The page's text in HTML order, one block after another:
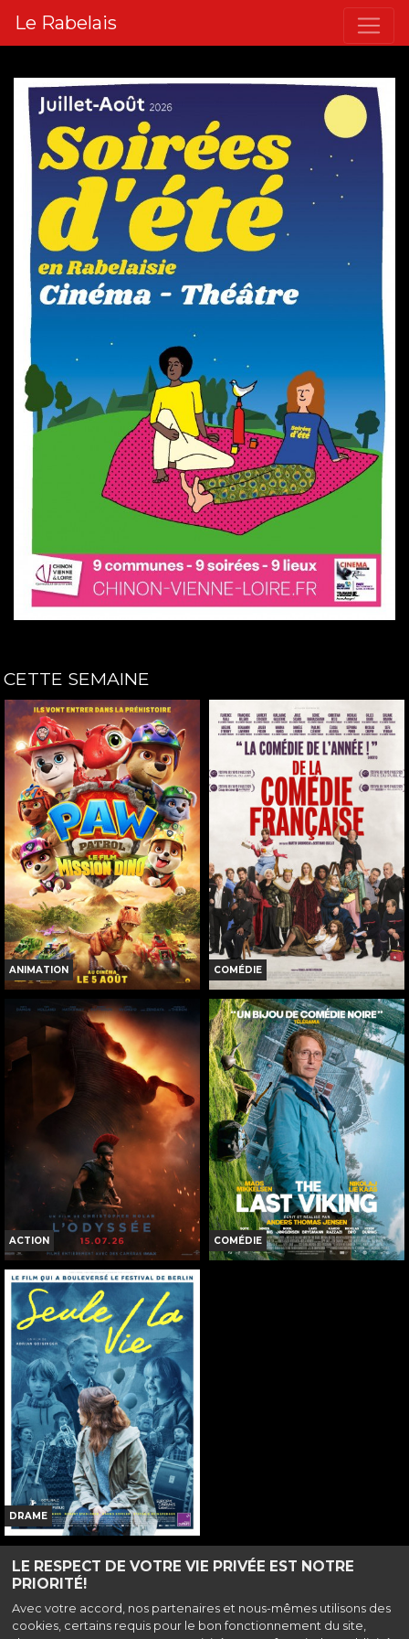
LE RESPECT DE VOTRE VIE PRIVÉE EST NOTRE
PRIORITÉ!
Avec votre accord, nos partenaires et nous-mêmes utilisons des
cookies, certains requis pour le bon fonctionnement du site,
Le Rabelais
CETTE SEMAINE
ANIMATION
LA PAT' PATROUILLE : LE FILM
MISSION DINO
Horaires et Infos
Bande-annonce
Réservation
TOUT PUBLIC
VF
71
COMÉDIE
DE LA COMÉDIE-FRANÇAISE
Horaires et Infos
Bande-annonce
Réservation
TOUT PUBLIC
71
ACTION
L'ODYSSÉE
Horaires et Infos
Bande-annonce
Réservation
INT. -12ans
VOST
71
COMÉDIE
DRAME
Horaires et Infos
Bande-annonce
Haut de page